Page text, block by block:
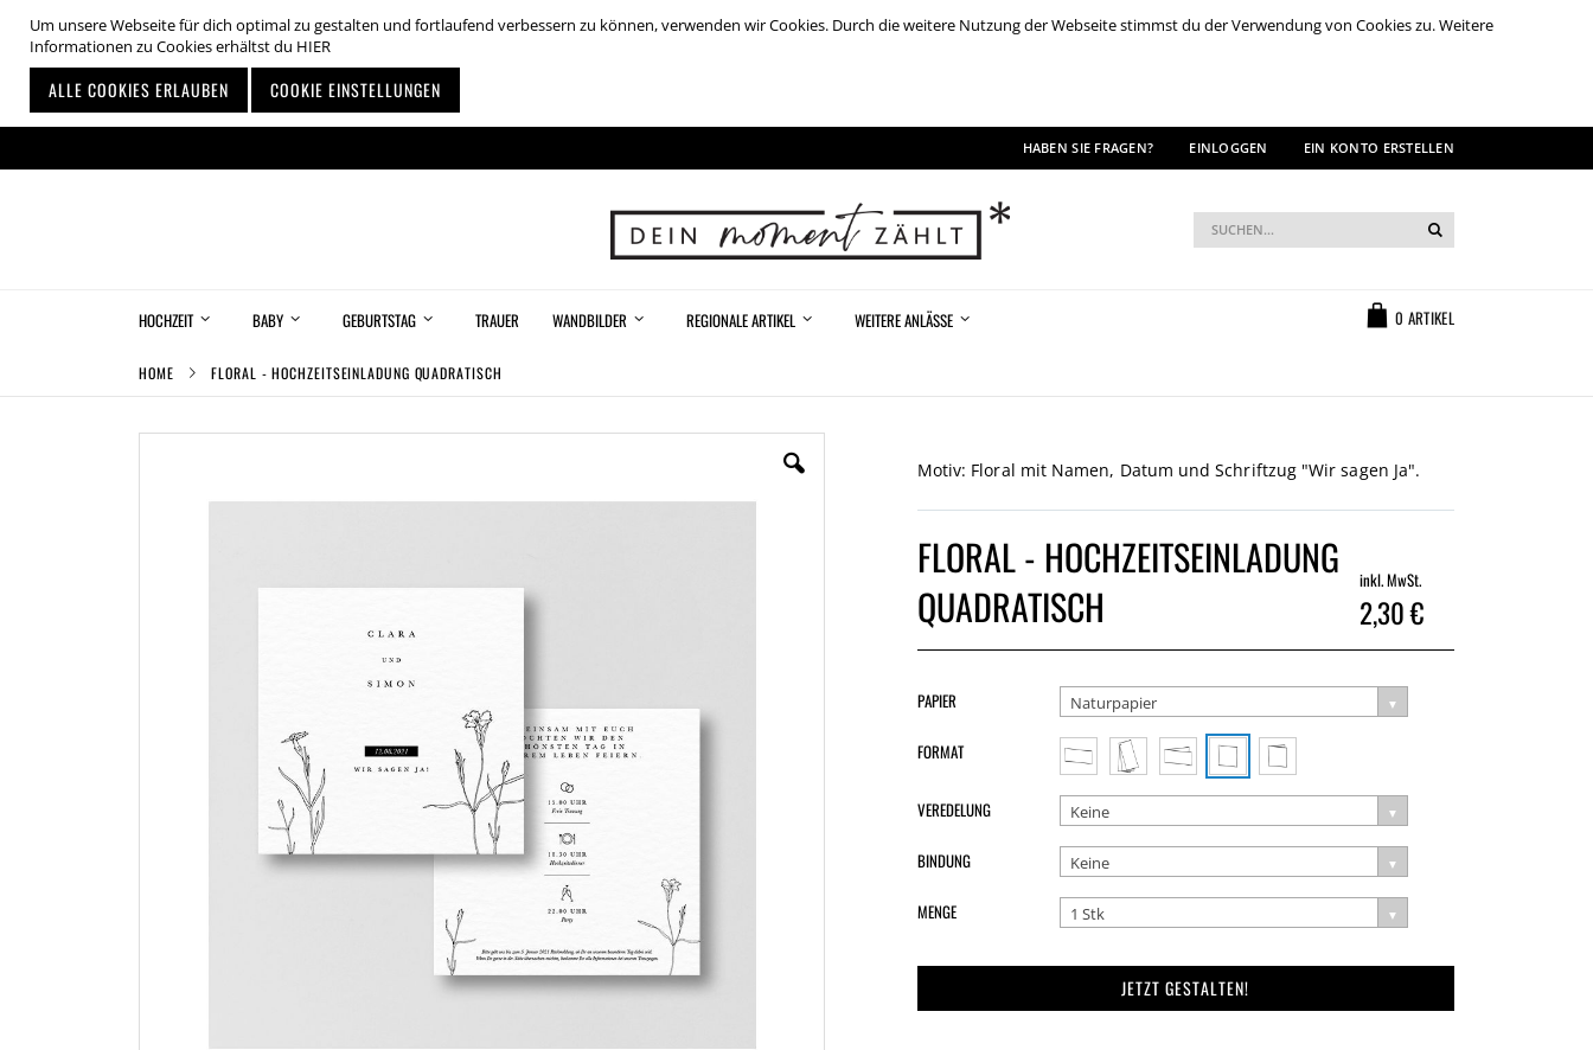
Um unsere Webseite für dich optimal zu gestalten und fortlaufend verbessern zu können, verwenden wir Cookies. Durch die weitere Nutzung der Webseite stimmst du der Verwendung von Cookies zu. Weitere
Informationen zu Cookies erhältst du HIER
ALLE COOKIES ERLAUBEN COOKIE EINSTELLUNGEN
Inhalt
HABEN SIE FRAGEN? EINLOGGEN EIN KONTO ERSTELLEN
0 ARTIKEL
Suche
HOCHZEIT BABY GEBURTSTAG TRAUER WANDBILDER REGIONALE ARTIKEL WEITERE ANLÄSSE
HOME FLORAL - HOCHZEITSEINLADUNG QUADRATISCH
Bildgalerie
Motiv: Floral mit Namen, Datum und Schriftzug "Wir sagen Ja".
FLORAL - HOCHZEITSEINLADUNG
QUADRATISCH
inkl. MwSt.
2,30 €
MENGE 1 Stk
PAPIER Naturpapier
FORMAT
VEREDELUNG Keine
BINDUNG Keine
JETZT GESTALTEN!